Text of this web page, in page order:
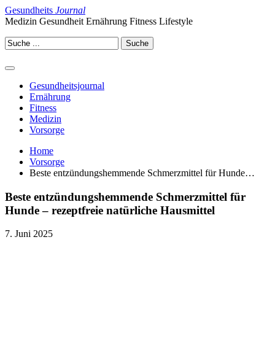
Gesundheits Journal
Medizin Gesundheit Ernährung Fitness Lifestyle
Gesundheitsjournal
Ernährung
Fitness
Medizin
Vorsorge
Home
Vorsorge
Beste entzündungshemmende Schmerzmittel für Hunde…
Beste entzündungshemmende Schmerzmittel für
Hunde – rezeptfreie natürliche Hausmittel
7. Juni 2025